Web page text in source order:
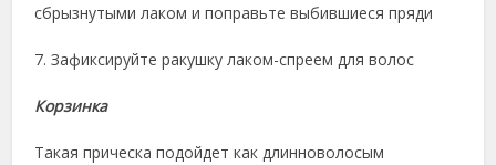
сбрызнутыми лаком и поправьте выбившиеся пряди
7. Зафиксируйте ракушку лаком-спреем для волос
Корзинка
Такая прическа подойдет как длинноволосым